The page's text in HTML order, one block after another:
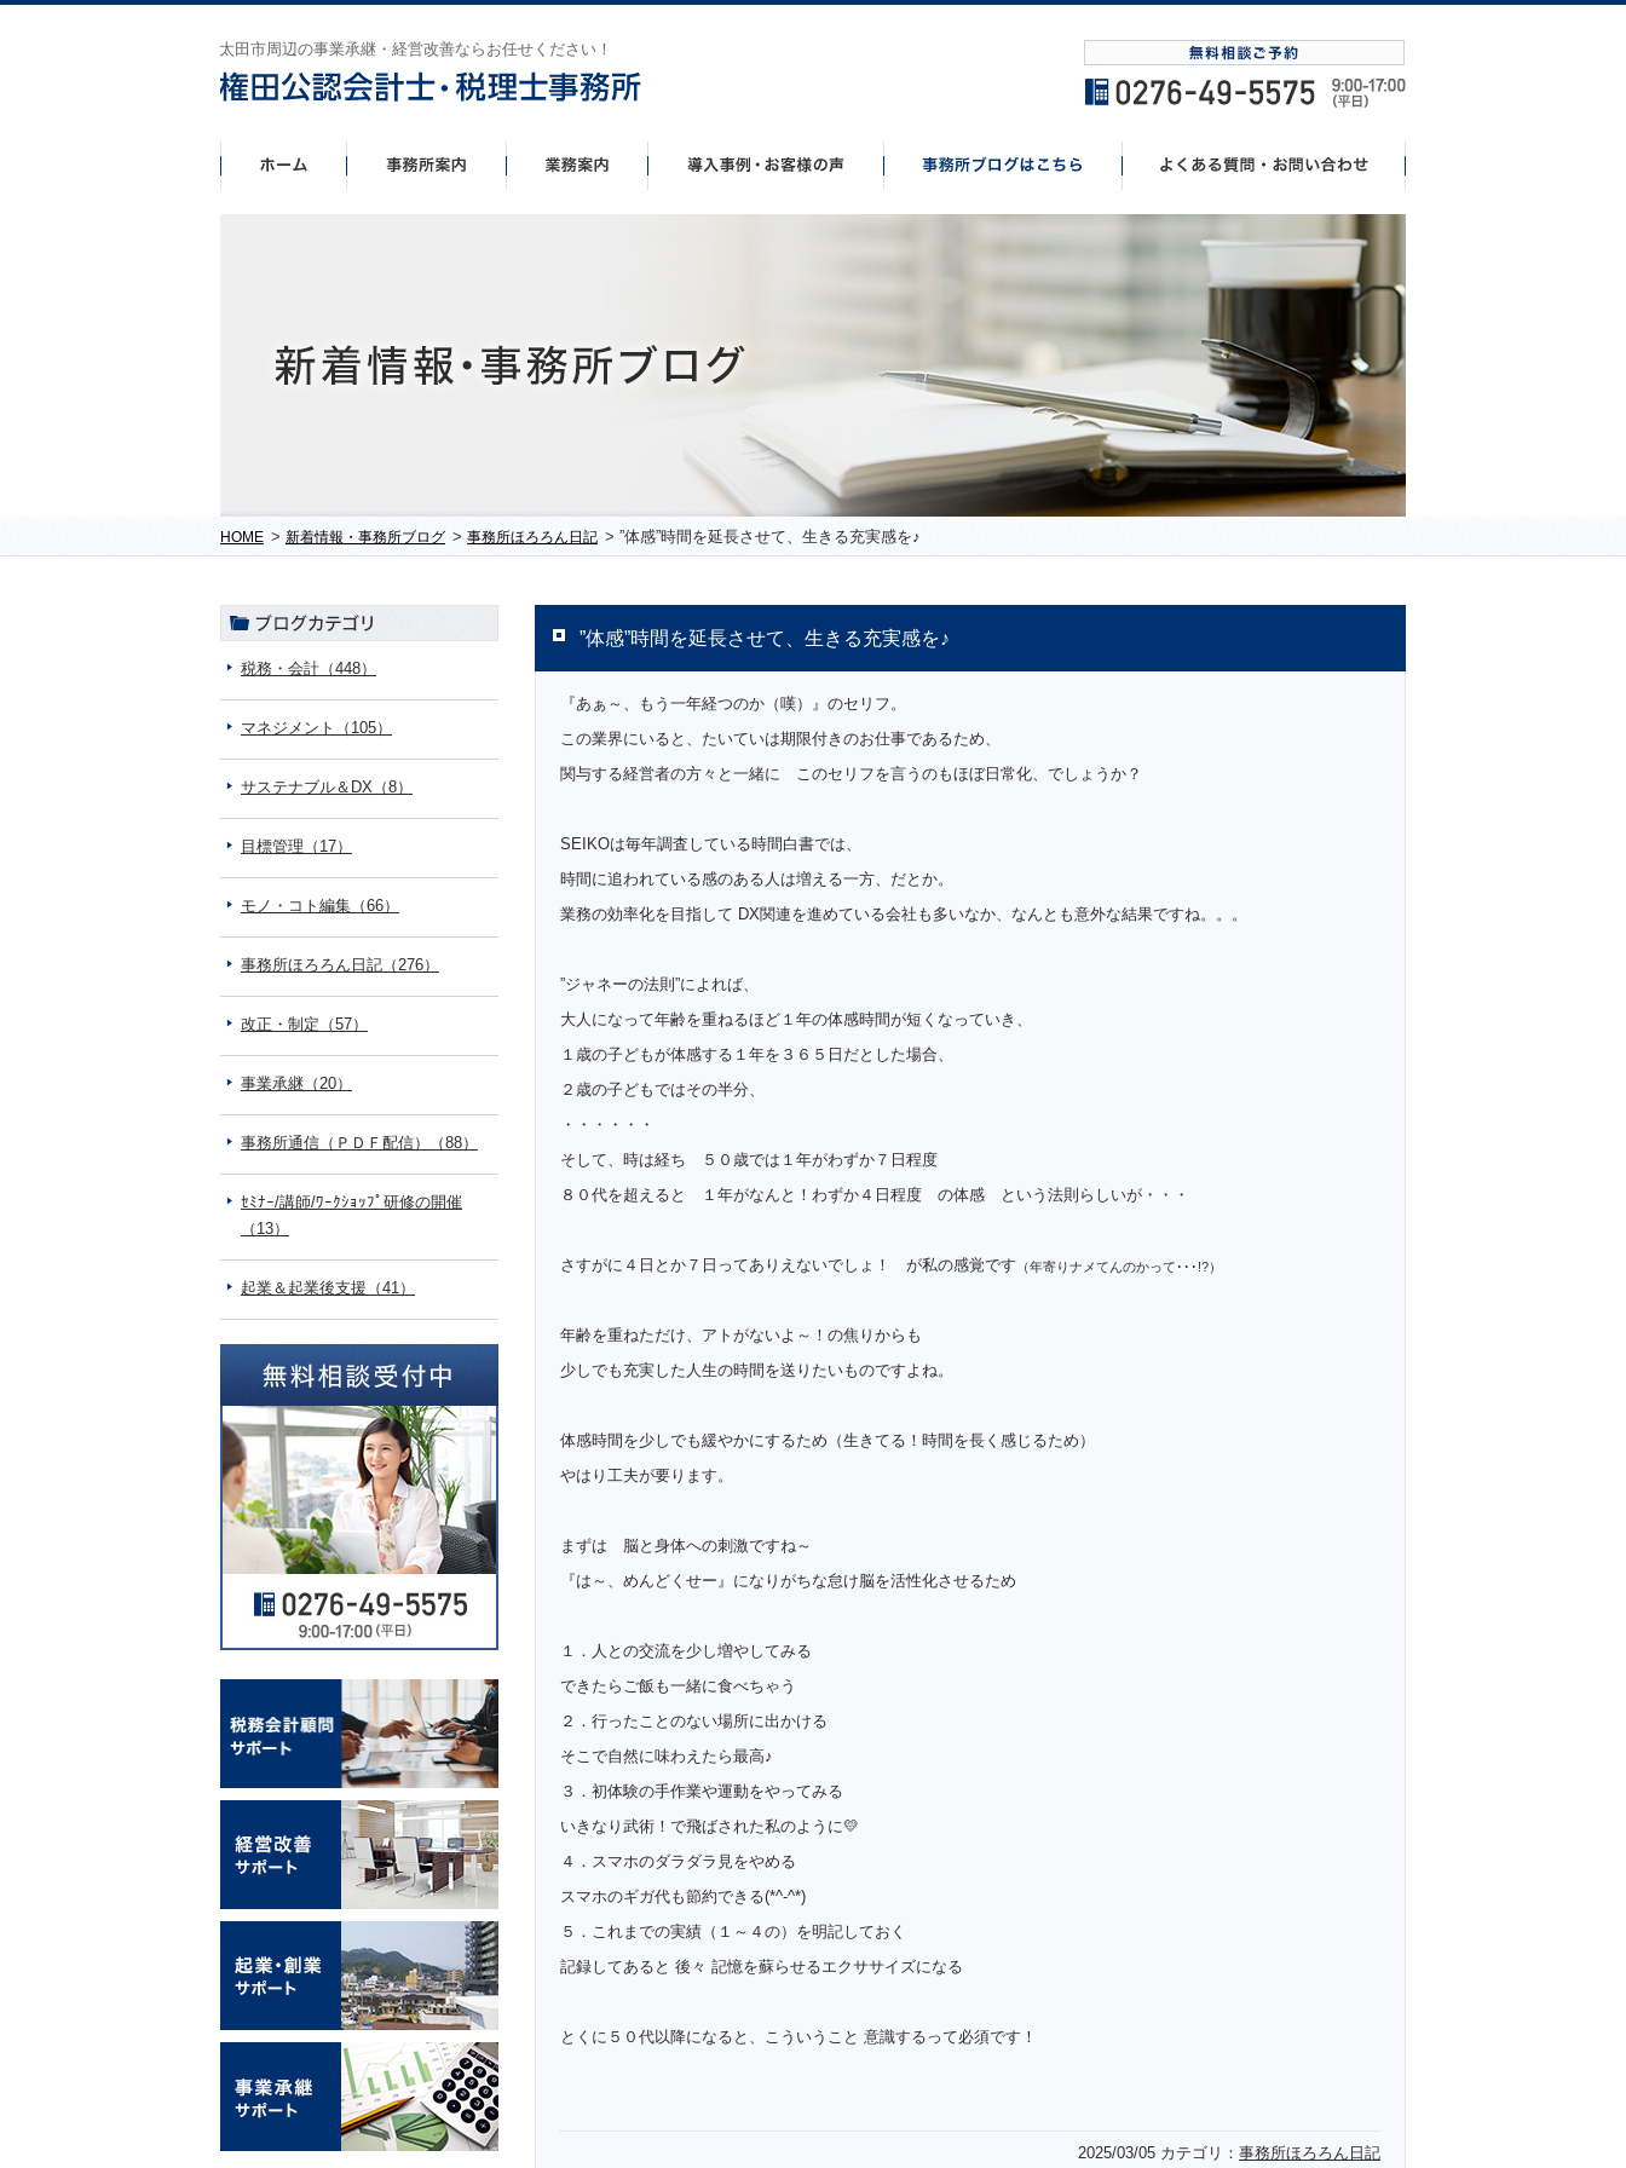
太田市周辺の事業承継・経営改善ならお任せください！
HOME > 新着情報・事務所ブログ > 事務所ほろろん日記 > ”体感”時間を延長させて、生きる充実感を♪
”体感”時間を延長させて、生きる充実感を♪
『あぁ～、もう一年経つのか（嘆）』のセリフ。
この業界にいると、たいていは期限付きのお仕事であるため、
関与する経営者の方々と一緒に このセリフを言うのもほぼ日常化、でしょうか？
SEIKOは毎年調査している時間白書では、
時間に追われている感のある人は増える一方、だとか。
業務の効率化を目指して DX関連を進めている会社も多いなか、なんとも意外な結果ですね。。。
”ジャネーの法則”によれば、
大人になって年齢を重ねるほど１年の体感時間が短くなっていき、
１歳の子どもが体感する１年を３６５日だとした場合、
２歳の子どもではその半分、
・・・・・・
そして、時は経ち ５０歳では１年がわずか７日程度
８０代を超えると １年がなんと！わずか４日程度 の体感 という法則らしいが・・・
さすがに４日とか７日ってありえないでしょ！ が私の感覚です （年寄りナメてんのかって･･･!?）
年齢を重ねただけ、アトがないよ～！の焦りからも
少しでも充実した人生の時間を送りたいものですよね。
体感時間を少しでも緩やかにするため（生きてる！時間を長く感じるため）
やはり工夫が要ります。
まずは 脳と身体への刺激ですね～
『は～、めんどくせー』になりがちな怠け脳を活性化させるため
１．人との交流を少し増やしてみる
できたらご飯も一緒に食べちゃう
２．行ったことのない場所に出かける
そこで自然に味わえたら最高♪
３．初体験の手作業や運動をやってみる
いきなり武術！で飛ばされた私のように💛
４．スマホのダラダラ見をやめる
スマホのギガ代も節約できる(*^-^*)
５．これまでの実績（１～４の）を明記しておく
記録してあると 後々 記憶を蘇らせるエクササイズになる
とくに５０代以降になると、こういうこと 意識するって必須です！
2025/03/05 カテゴリ： 事務所ほろろん日記
税務・会計（448）
マネジメント（105）
サステナブル＆DX（8）
目標管理（17）
モノ・コト編集（66）
事務所ほろろん日記（276）
改正・制定（57）
事業承継（20）
事務所通信（ＰＤＦ配信）（88）
ｾﾐﾅｰ/講師/ﾜｰｸｼｮｯﾌﾟ研修の開催
（13）
起業＆起業後支援（41）